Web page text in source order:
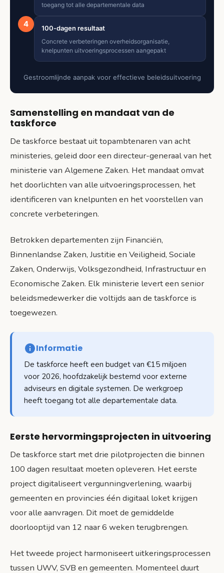
toegang tot alle departementale data
4 100-dagen resultaat
Concrete verbeteringen overheidsorganisatie,
knelpunten uitvoeringsprocessen aangepakt
Gestroomlijnde aanpak voor effectieve beleidsuitvoering
Samenstelling en mandaat van de
taskforce
De taskforce bestaat uit topambtenaren van acht
ministeries, geleid door een directeur-generaal van het
ministerie van Algemene Zaken. Het mandaat omvat
het doorlichten van alle uitvoeringsprocessen, het
identificeren van knelpunten en het voorstellen van
concrete verbeteringen.
Betrokken departementen zijn Financiën,
Binnenlandse Zaken, Justitie en Veiligheid, Sociale
Zaken, Onderwijs, Volksgezondheid, Infrastructuur en
Economische Zaken. Elk ministerie levert een senior
beleidsmedewerker die voltijds aan de taskforce is
toegewezen.
Informatie
De taskforce heeft een budget van €15 miljoen
voor 2026, hoofdzakelijk bestemd voor externe
adviseurs en digitale systemen. De werkgroep
heeft toegang tot alle departementale data.
Eerste hervormingsprojecten in uitvoering
De taskforce start met drie pilotprojecten die binnen
100 dagen resultaat moeten opleveren. Het eerste
project digitaliseert vergunningverlening, waarbij
gemeenten en provincies één digitaal loket krijgen
voor alle aanvragen. Dit moet de gemiddelde
doorlooptijd van 12 naar 6 weken terugbrengen.
Het tweede project harmoniseert uitkeringsprocessen
tussen UWV, SVB en gemeenten. Momenteel duurt